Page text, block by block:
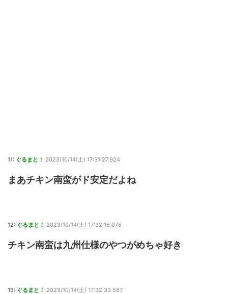
11: ぐるまと！ 2023/10/14(土) 17:31:27.924
まあチキン南蛮がド安定だよね
12: ぐるまと！ 2023/10/14(土) 17:32:16.076
チキン南蛮は九州仕様のやつがめちゃ好き
13: ぐるまと！ 2023/10/14(土) 17:32:33.587